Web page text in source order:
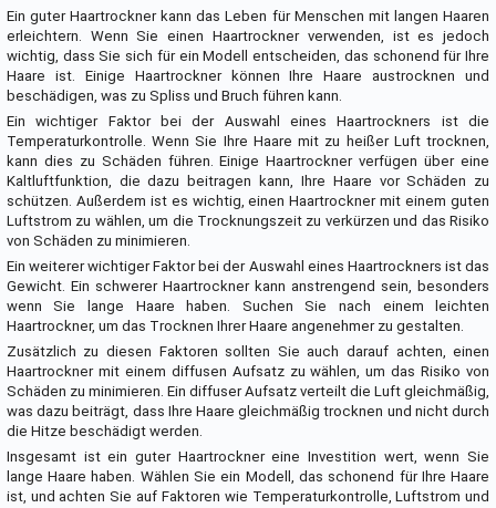
Ein guter Haartrockner kann das Leben für Menschen mit langen Haaren
erleichtern. Wenn Sie einen Haartrockner verwenden, ist es jedoch
wichtig, dass Sie sich für ein Modell entscheiden, das schonend für Ihre
Haare ist. Einige Haartrockner können Ihre Haare austrocknen und
beschädigen, was zu Spliss und Bruch führen kann.
Ein wichtiger Faktor bei der Auswahl eines Haartrockners ist die
Temperaturkontrolle. Wenn Sie Ihre Haare mit zu heißer Luft trocknen,
kann dies zu Schäden führen. Einige Haartrockner verfügen über eine
Kaltluftfunktion, die dazu beitragen kann, Ihre Haare vor Schäden zu
schützen. Außerdem ist es wichtig, einen Haartrockner mit einem guten
Luftstrom zu wählen, um die Trocknungszeit zu verkürzen und das Risiko
von Schäden zu minimieren.
Ein weiterer wichtiger Faktor bei der Auswahl eines Haartrockners ist das
Gewicht. Ein schwerer Haartrockner kann anstrengend sein, besonders
wenn Sie lange Haare haben. Suchen Sie nach einem leichten
Haartrockner, um das Trocknen Ihrer Haare angenehmer zu gestalten.
Zusätzlich zu diesen Faktoren sollten Sie auch darauf achten, einen
Haartrockner mit einem diffusen Aufsatz zu wählen, um das Risiko von
Schäden zu minimieren. Ein diffuser Aufsatz verteilt die Luft gleichmäßig,
was dazu beiträgt, dass Ihre Haare gleichmäßig trocknen und nicht durch
die Hitze beschädigt werden.
Insgesamt ist ein guter Haartrockner eine Investition wert, wenn Sie
lange Haare haben. Wählen Sie ein Modell, das schonend für Ihre Haare
ist, und achten Sie auf Faktoren wie Temperaturkontrolle, Luftstrom und